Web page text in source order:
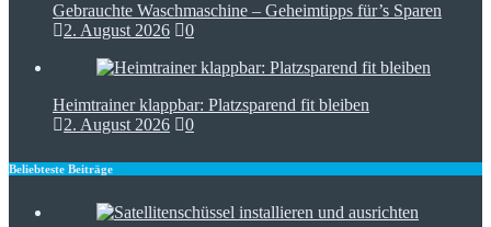
Gebrauchte Waschmaschine – Geheimtipps für’s Sparen
2. August 2026
0
Heimtrainer klappbar: Platzsparend fit bleiben
2. August 2026
0
Beliebteste Beiträge